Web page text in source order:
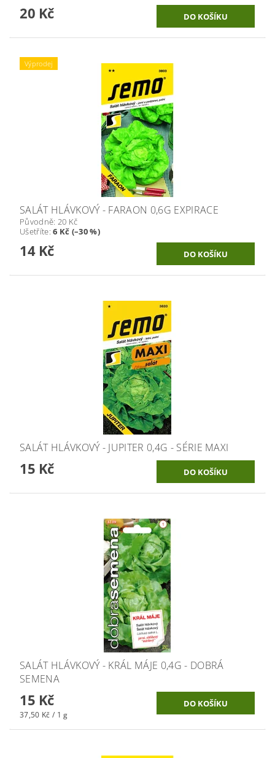
20 Kč
Výprodej
SALÁT HLÁVKOVÝ - FARAON 0,6G EXPIRACE
Původně: 20 Kč
Ušetříte:6 Kč (–30 %)
14 Kč
SALÁT HLÁVKOVÝ - JUPITER 0,4G - SÉRIE MAXI
15 Kč
SALÁT HLÁVKOVÝ - KRÁL MÁJE 0,4G - DOBRÁ
SEMENA
15 Kč
37,50 Kč / 1 g